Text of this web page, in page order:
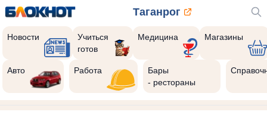
Таганрог
Новости
Учиться
готов
Медицина Магазины
Авто Работа
Бары
- рестораны